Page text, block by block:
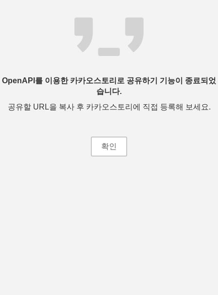
OpenAPI를 이용한 카카오스토리로 공유하기 기능이 종료되었
습니다.
공유할 URL을 복사 후 카카오스토리에 직접 등록해 보세요.
확인